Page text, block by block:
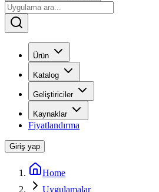
Ürün
Katalog
Geliştiriciler
Kaynaklar
Fiyatlandırma
Giriş yap
Home
Uygulamalar